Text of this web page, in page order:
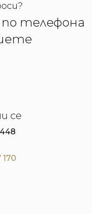
телефона
се
170